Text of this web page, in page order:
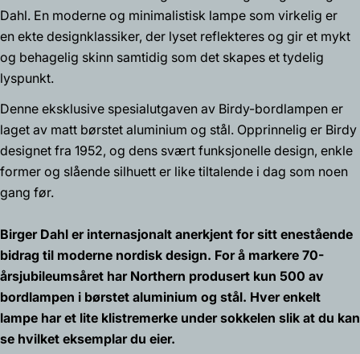
Dahl. En moderne og minimalistisk lampe som virkelig er
en ekte designklassiker, der lyset reflekteres og gir et mykt
og behagelig skinn samtidig som det skapes et tydelig
lyspunkt.
Denne eksklusive spesialutgaven av Birdy-bordlampen er
laget av matt børstet aluminium og stål. Opprinnelig er Birdy
designet fra 1952, og dens svært funksjonelle design, enkle
former og slående silhuett er like tiltalende i dag som noen
gang før.
Birger Dahl er internasjonalt anerkjent for sitt enestående
bidrag til moderne nordisk design. For å markere 70-
årsjubileumsåret har Northern produsert kun 500 av
bordlampen i børstet aluminium og stål. Hver enkelt
lampe har et lite klistremerke under sokkelen slik at du kan
se hvilket eksemplar du eier.
Del dette produktet
på
Facebook
på
X
på
Pinterest
Spør et spørsmål
epost
Din
beskjed
Feltene merket med * er obligatoriske.
Send spørsmål